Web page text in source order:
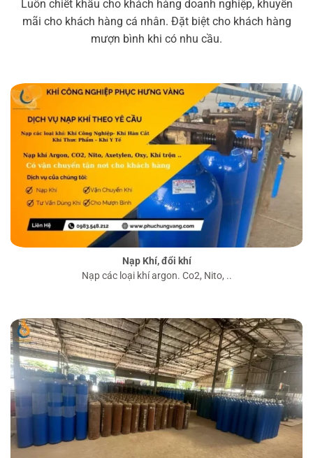
Luôn chiết khấu cho khách hàng doanh nghiệp, khuyến
mãi cho khách hàng cá nhân. Đặt biệt cho khách hàng
mượn bình khi có nhu cầu.
Nạp Khí, đổi khí
Nạp các loại khí argon. Co2, Nito, ..